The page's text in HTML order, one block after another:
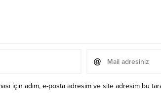
için adım, e-posta adresim ve site adresim bu